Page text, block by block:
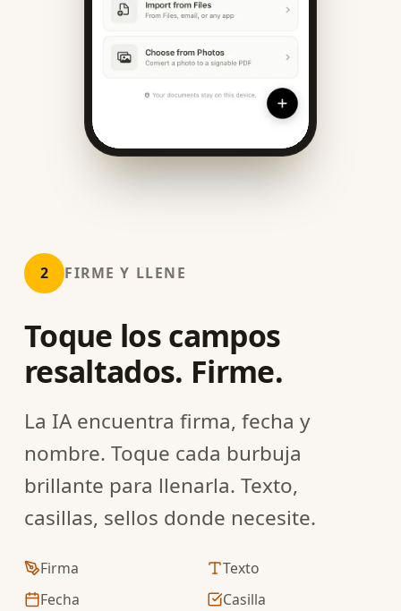
2 FIRME Y LLENE
Toque los campos
resaltados. Firme.
La IA encuentra firma, fecha y
nombre. Toque cada burbuja
brillante para llenarla. Texto,
casillas, sellos donde necesite.
Firma
Texto
Fecha
Casilla